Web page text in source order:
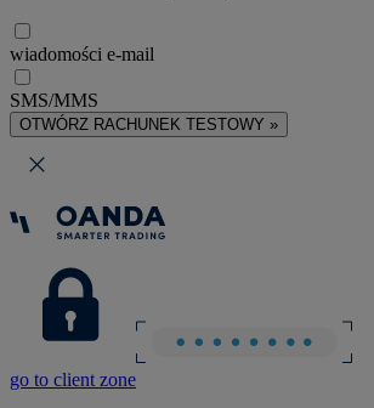
wiadomości e-mail
SMS/MMS
OTWÓRZ RACHUNEK TESTOWY »
go to client zone